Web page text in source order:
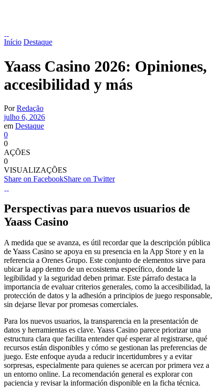
Início Destaque
Yaass Casino 2026: Opiniones,
accesibilidad y más
Por Redação
julho 6, 2026
em Destaque
0
0
AÇÕES
0
VISUALIZAÇÕES
Share on FacebookShare on Twitter
Perspectivas para nuevos usuarios de
Yaass Casino
A medida que se avanza, es útil recordar que la descripción pública
de Yaass Casino se apoya en su presencia en la App Store y en la
referencia a Orenes Grupo. Este conjunto de elementos sirve para
ubicar la app dentro de un ecosistema específico, donde la
legibilidad y la seguridad deben primar. Este párrafo destaca la
importancia de evaluar criterios generales, como la accesibilidad, la
protección de datos y la adhesión a principios de juego responsable,
sin dejarse llevar por promesas comerciales.
Para los nuevos usuarios, la transparencia en la presentación de
datos y herramientas es clave. Yaass Casino parece priorizar una
estructura clara que facilita entender qué esperar al registrarse, qué
recursos están disponibles y cómo se gestionan las preferencias de
juego. Este enfoque ayuda a reducir incertidumbres y a evitar
sorpresas, especialmente para quienes se acercan por primera vez a
un entorno online. La recomendación general es explorar con
paciencia y revisar la información disponible en la ficha técnica.